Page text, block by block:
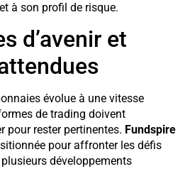
à son profil de risque.
d’avenir et
évolue à une vitesse
de trading doivent
pour rester pertinentes. Fundspire
pour affronter les défis
développements